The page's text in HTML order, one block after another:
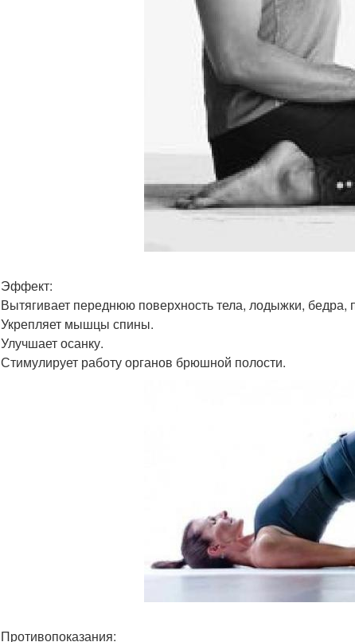
Эффект:
Вытягивает переднюю поверхность тела, лодыжки, бедра,
Укрепляет мышцы спины.
Улучшает осанку.
Стимулирует работу органов брюшной полости.
Противопоказания: